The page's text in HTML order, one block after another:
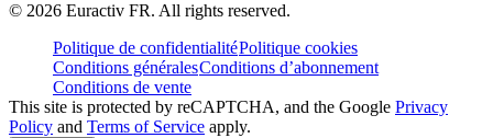
© 2026 Euractiv FR. All rights reserved.
Politique de confidentialitéPolitique cookies
Conditions généralesConditions d’abonnement
Conditions de vente
This site is protected by reCAPTCHA, and the Google Privacy
Policy and Terms of Service apply.